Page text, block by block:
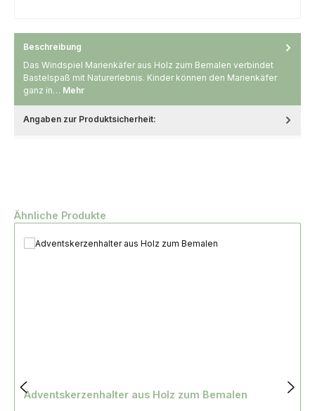
Beschreibung
Das Windspiel Marienkäfer aus Holz zum Bemalen verbindet
Bastelspaß mit Naturerlebnis. Kinder können den Marienkäfer
ganz in… Mehr
Angaben zur Produktsicherheit:
Produktgalerie überspringen
Ähnliche Produkte
Adventskerzenhalter aus Holz zum Bemalen